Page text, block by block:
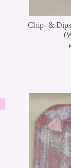
Chip- &